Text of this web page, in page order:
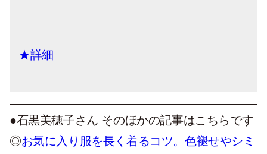
★詳細
●石黒美穂子さん そのほかの記事はこちらです
◎お気に入り服を長く着るコツ。色褪せやシミ